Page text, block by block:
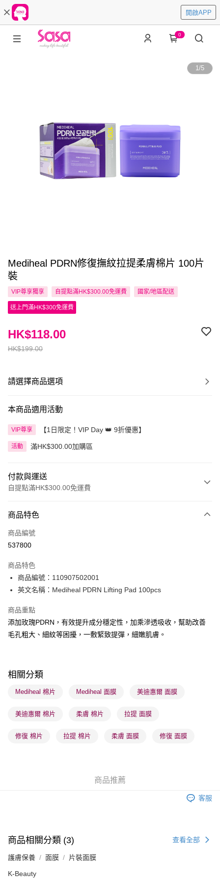
開啟APP
0
1/5
Mediheal PDRN修復撫紋拉提柔膚棉片 100片
裝
VIP尊享獨享 自提點滿HK$300.00免運費 國家/地區配送
送上門滿HK$300免運費
HK$199.00
HK$118.00
請選擇商品選項
本商品適用活動
VIP尊享 【1日限定！VIP Day 👑 9折優惠】
活動 滿HK$300.00加購區
付款與運送
自提點滿HK$300.00免運費
信用卡
Apple Pay
PayMe
WeChat Pay
BoC Pay
送貨方式
每筆HK$65.00，滿HK$300.00或以上免運費
確認發貨後1-3 工作天送達，訂單將隨機分配至SF順豐速運或京東
每筆HK$65.00，滿HK$300.00或以上免運費
每筆HK$20.00，滿HK$100.00或以上免運費
(澳門門市) 只顯示可選門市。確認發貨後2-5個工作天到店，3天內
澳門地區配送 - 確認發貨後1-4個工作天送達 運費表
商品特色
商品編號
537800
商品特色
商品編號：110907502001
英文名稱：Mediheal PDRN Lifting Pad 100pcs
商品重點
添加玫瑰PDRN，有效提升成分穩定性，加乘滲透吸收，幫助改善
毛孔粗大、細紋等困擾，一敷緊致提彈，細嫩肌膚。
相關分類
Mediheal 棉片 Mediheal 面膜 美迪惠爾 面膜
美迪惠爾 棉片 柔膚 棉片 拉提 面膜
修復 棉片 拉提 棉片 柔膚 面膜 修復 面膜
商品推薦
客服
商品相關分類 (3) 查看全部
護膚保養 面膜 片裝面膜
K-Beauty